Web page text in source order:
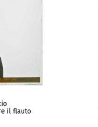
il flauto